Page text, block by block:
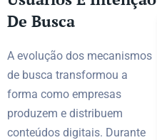
De Busca
A evolução dos mecanismos
de busca transformou a
forma como empresas
produzem e distribuem
conteúdos digitais. Durante